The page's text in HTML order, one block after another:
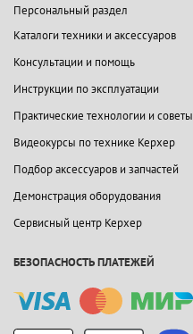
Персональный раздел
Каталоги техники и аксессуаров
Консультации и помощь
Инструкции по эксплуатации
Практические технологии и советы
Видеокурсы по технике Керхер
Подбор аксессуаров и запчастей
Демонстрация оборудования
Сервисный центр Керхер
БЕЗОПАСНОСТЬ ПЛАТЕЖЕЙ